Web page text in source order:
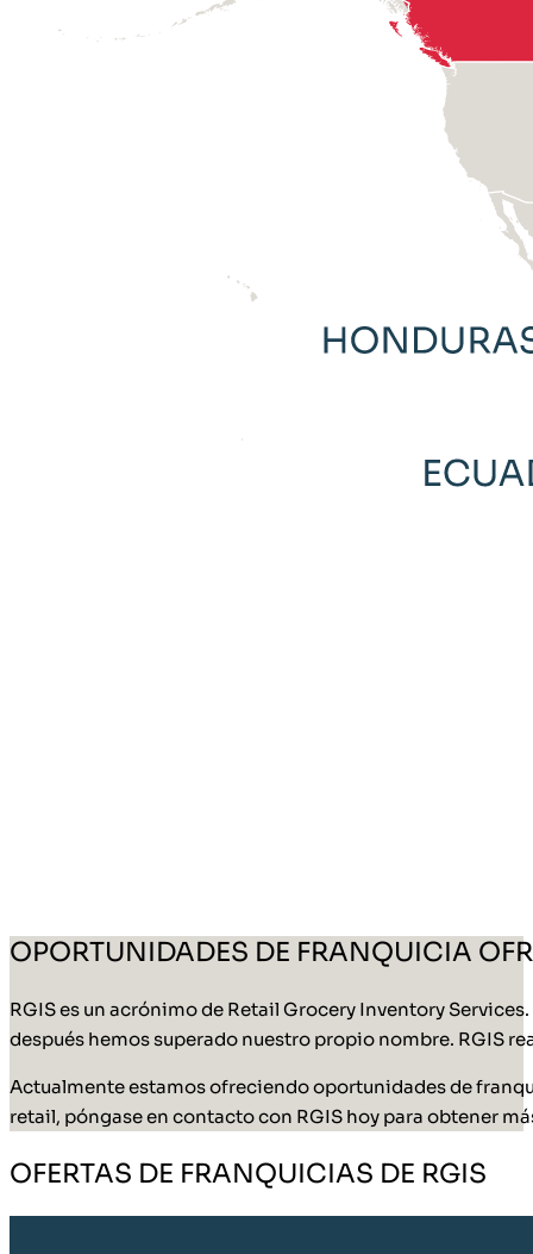
OPORTUNIDADES DE FRANQUICIA
RGIS es un acrónimo de Retail Grocery Inventory
después hemos superado nuestro propio nombre. RGIS
Actualmente estamos ofreciendo oportunidades de
retail, póngase en contacto con RGIS hoy para obtener
OFERTAS DE FRANQUICIAS DE RGIS